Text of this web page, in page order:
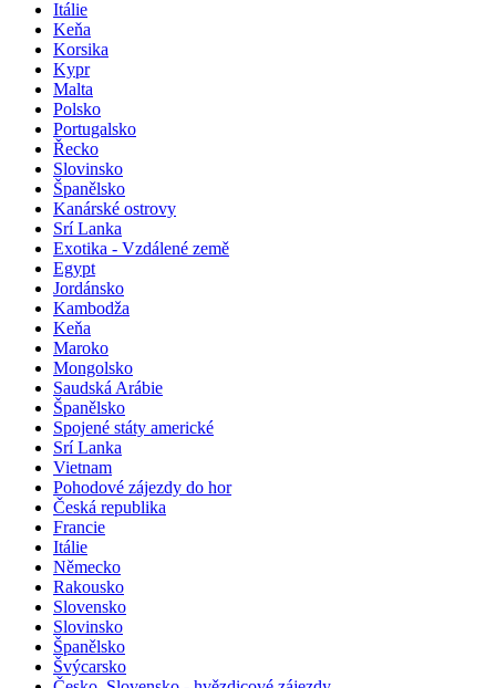
Itálie
Keňa
Korsika
Kypr
Malta
Polsko
Portugalsko
Řecko
Slovinsko
Španělsko
Kanárské ostrovy
Srí Lanka
Exotika - Vzdálené země
Egypt
Jordánsko
Kambodža
Keňa
Maroko
Mongolsko
Saudská Arábie
Španělsko
Spojené státy americké
Srí Lanka
Vietnam
Pohodové zájezdy do hor
Česká republika
Francie
Itálie
Německo
Rakousko
Slovensko
Slovinsko
Španělsko
Švýcarsko